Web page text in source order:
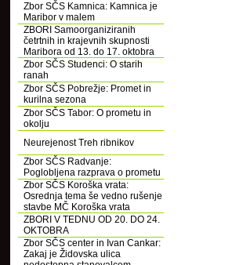
Zbor SČS Kamnica: Kamnica je
Maribor v malem
ZBORI Samoorganiziranih
četrtnih in krajevnih skupnosti
Maribora od 13. do 17. oktobra
Zbor SČS Studenci: O starih
ranah
Zbor SČS Pobrežje: Promet in
kurilna sezona
Zbor SČS Tabor: O prometu in
okolju
Neurejenost Treh ribnikov
Zbor SČS Radvanje:
Poglobljena razprava o prometu
Zbor SČS Koroška vrata:
Osrednja tema še vedno rušenje
stavbe MČ Koroška vrata
ZBORI V TEDNU OD 20. DO 24.
OKTOBRA
Zbor SČS center in Ivan Cankar:
Zakaj je Židovska ulica